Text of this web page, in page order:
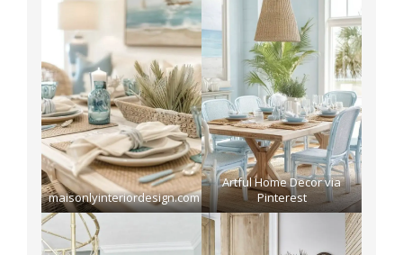
maisonlyinteriordesign.com
Artful Home Decor via
Pinterest